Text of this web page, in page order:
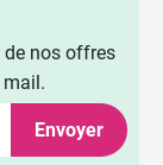
de nos offres
mail.
Envoyer